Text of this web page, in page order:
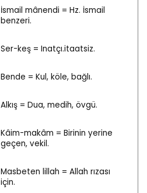
İsmail mânendi = Hz. İsmail
benzeri.
Ser-keş = Inatçı.itaatsiz.
Bende = Kul, köle, bağlı.
Alkış = Dua, medih, övgü.
Kâim-makâm = Birinin yerine
geçen, vekil.
Masbeten lillah = Allah rızası
için.